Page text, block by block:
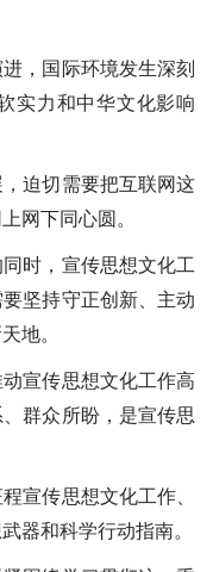
，国际环境发生深刻
实力和中华文化影响
迫切需要把互联网这
网下同心圆。
时，宣传思想文化工
坚持守正创新、主动
地。
宣传思想文化工作高
群众所盼，是宣传思
宣传思想文化工作、
器和科学行动指南。